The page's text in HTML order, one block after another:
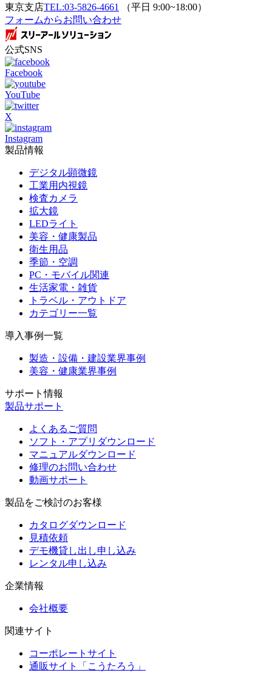
東京支店TEL:03-5826-4661
（平日 9:00~18:00）
フォームからお問い合わせ
公式SNS
Facebook
YouTube
X
Instagram
製品情報
デジタル顕微鏡
工業用内視鏡
検査カメラ
拡大鏡
LEDライト
美容・健康製品
衛生用品
季節・空調
PC・モバイル関連
生活家電・雑貨
トラベル・アウトドア
カテゴリー一覧
導入事例一覧
製造・設備・建設業界事例
美容・健康業界事例
サポート情報
製品サポート
よくあるご質問
ソフト・アプリダウンロード
マニュアルダウンロード
修理のお問い合わせ
動画サポート
製品をご検討のお客様
カタログダウンロード
見積依頼
デモ機貸し出し申し込み
レンタル申し込み
企業情報
会社概要
関連サイト
コーポレートサイト
通販サイト「こうたろう」